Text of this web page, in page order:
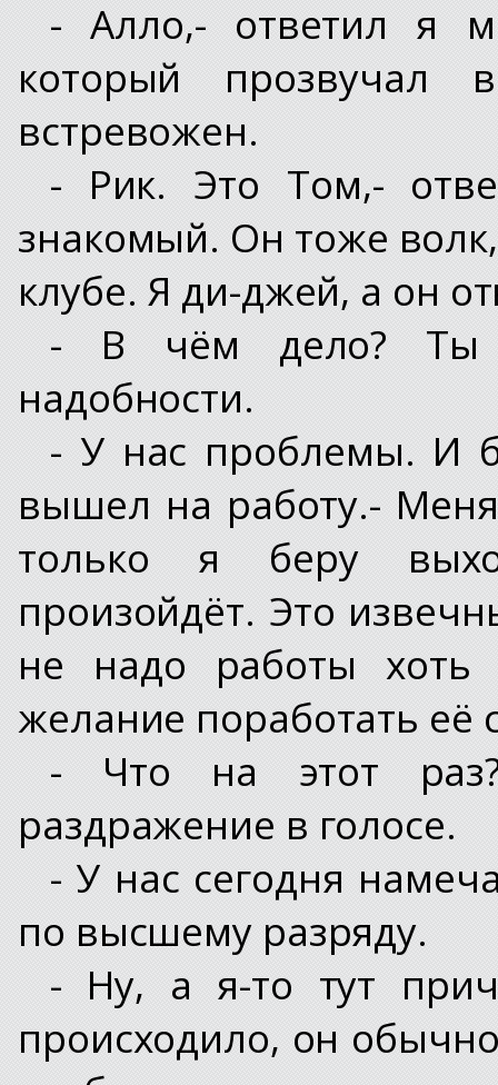
- Алло,- ответил я
который прозвучал
встревожен.
- Рик. Это Том,-
знакомый. Он тоже
клубе. Я ди-джей, а он
- В чём дело? Ты
надобности.
- У нас проблемы. И
вышел на работу.-
только я беру
произойдёт. Это
не надо работы
желание поработать её
- Что на этот
раздражение в голосе.
- У нас сегодня
по высшему разряду.
- Ну, а я-то тут
происходило, он